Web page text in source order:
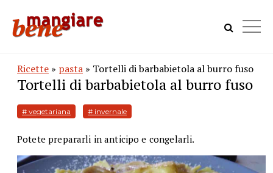
Ricette » pasta » Tortelli di barbabietola al burro fuso
Tortelli di barbabietola al burro fuso
# vegetariana # invernale
Potete prepararli in anticipo e congelarli.